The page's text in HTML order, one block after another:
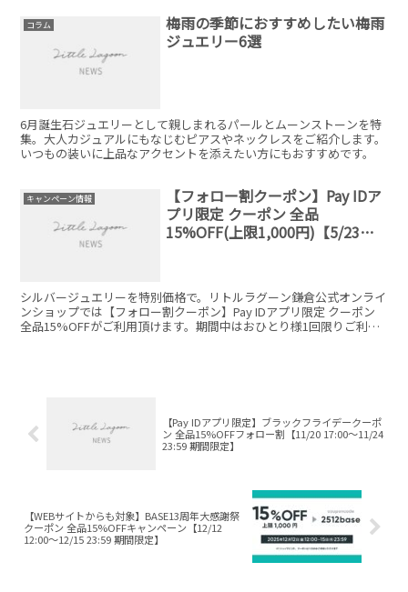
コラム
梅雨の季節におすすめしたい梅雨
ジュエリー6選
6月誕生石ジュエリーとして親しまれるパールとムーンストーンを特
集。大人カジュアルにもなじむピアスやネックレスをご紹介します。
いつもの装いに上品なアクセントを添えたい方にもおすすめです。
キャンペーン情報
【フォロー割クーポン】Pay IDア
プリ限定 クーポン 全品
15%OFF(上限1,000円)【5/23
シルバージュエリーを特別価格で。リトルラグーン鎌倉公式オンライ
ンショップでは【フォロー割クーポン】Pay IDアプリ限定 クーポン
全品15%OFFがご利用頂けます。期間中はおひとり様1回限りご利用
【Pay IDアプリ限定】ブラックフライデークーポ
ン 全品15%OFFフォロー割【11/20 17:00～11/24
23:59 期間限定】
【WEBサイトからも対象】BASE13周年大感謝祭
クーポン 全品15%OFFキャンペーン【12/12
12:00～12/15 23:59 期間限定】